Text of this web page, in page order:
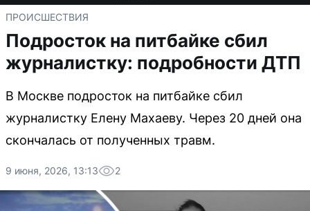
ПРОИСШЕСТВИЯ
Подросток на питбайке сбил
журналистку: подробности ДТП
В Москве подросток на питбайке сбил
журналистку Елену Махаеву. Через 20 дней она
скончалась от полученных травм.
9 июня, 2026, 13:13 2